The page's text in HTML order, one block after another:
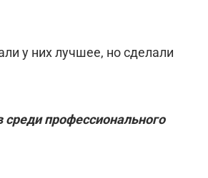
у них лучшее, но сделали
среди профессионального